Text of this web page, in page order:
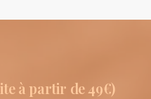
à partir de 49€)